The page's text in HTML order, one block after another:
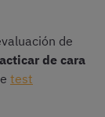
de
de cara
test